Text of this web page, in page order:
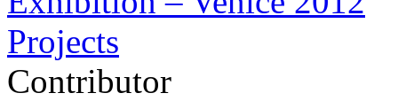
Projects
Contributor